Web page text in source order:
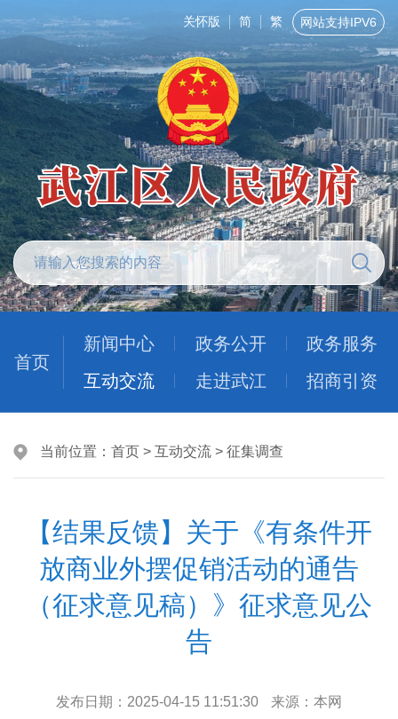
关怀版 简 繁 网站支持IPV6
首页
新闻中心 政务公开
政务服务
互动交流
走进武江 招商引资
当前位置： 首页 > 互动交流 > 征集调查
【结果反馈】关于《有条件开
放商业外摆促销活动的通告
（征求意见稿）》征求意见公
告
发布日期： 2025-04-15 11:51:30 来源： 本网